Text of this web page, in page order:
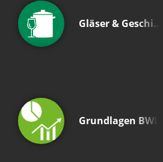
Gläser & Geschi…
Grundlagen BWL